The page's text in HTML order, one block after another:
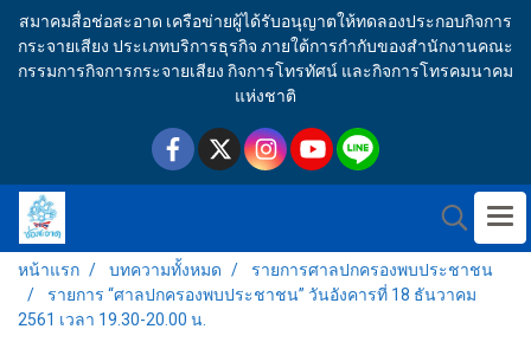
สมาคมสื่อช่อสะอาด เครือข่ายผู้ได้รับอนุญาตให้ทดลองประกอบกิจการ
กระจายเสียง ประเภทบริการธุรกิจ ภายใต้การกำกับของสำนักงานคณะ
กรรมการกิจการกระจายเสียง กิจการโทรทัศน์ และกิจการโทรคมนาคม
แห่งชาติ
หน้าแรก บทความทั้งหมด
รายการศาลปกครองพบประชาชน
รายการ “ศาลปกครองพบประชาชน” วันอังคารที่ 18 ธันวาคม
2561 เวลา 19.30-20.00 น.